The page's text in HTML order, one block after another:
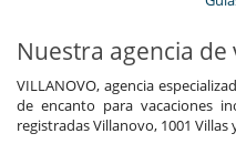
Nuestra agencia de
VILLANOVO, agencia
de encanto para vacaciones
registradas Villanovo, 1001 Villas